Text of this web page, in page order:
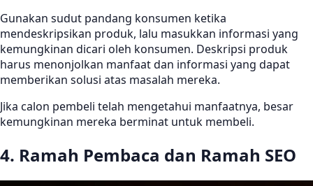
Gunakan sudut pandang konsumen ketika
mendeskripsikan produk, lalu masukkan informasi yang
kemungkinan dicari oleh konsumen. Deskripsi produk
harus menonjolkan manfaat dan informasi yang dapat
memberikan solusi atas masalah mereka.
Jika calon pembeli telah mengetahui manfaatnya, besar
kemungkinan mereka berminat untuk membeli.
4. Ramah Pembaca dan Ramah SEO